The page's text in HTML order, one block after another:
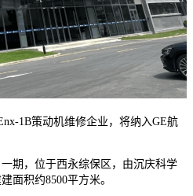
1B策动机维修企业，将纳入GE航
，位于西永综保区，由沉庆科学
面积约8500平方米。